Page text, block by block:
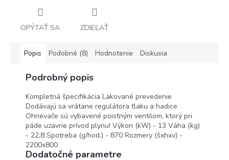
OPÝTAŤ SA ZDIEĽAŤ
Popis Podobné (8) Hodnotenie Diskusia
Podrobný popis
Kompletná špecifikácia Lakované prevedenie
Dodávajú sa vrátane regulátora tlaku a hadice
Ohrievače sú vybavené poistným ventilom, ktorý pri
páde uzavrie prívod plynu! Výkon (kW) - 13 Váha (kg)
- 22,8 Spotreba (g/hod.) - 870 Rozmery (šxhxv) -
2200x800
Dodatočné parametre